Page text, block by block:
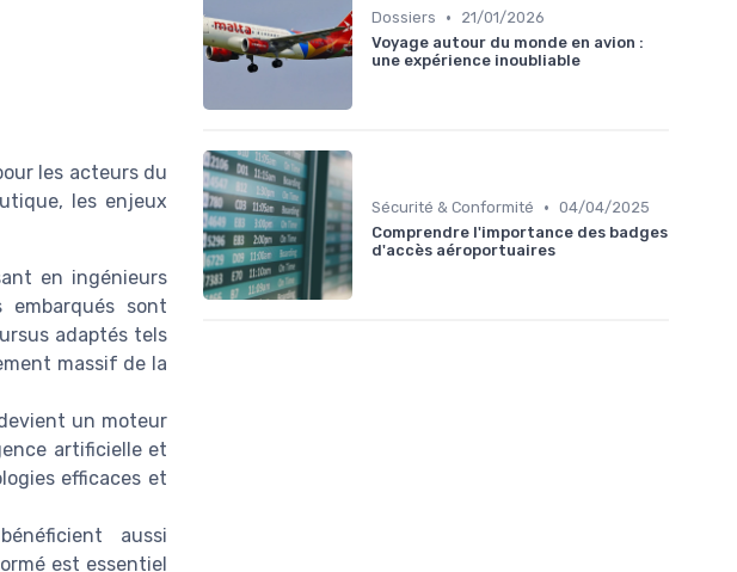
les acteurs du
les enjeux
en ingénieurs
embarqués sont
adaptés tels
massif de la
un moteur
artificielle et
efficaces et
aussi
est essentiel
Dossiers •
21/01/2026
Voyage autour du monde en avion :
une expérience inoubliable
Sécurité & Conformité • 04/04/2025
Comprendre l'importance des badges
d'accès aéroportuaires